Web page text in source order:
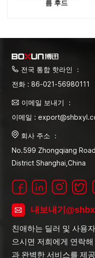
름 후드
전국 통합 핫라인 ：
전화 : 86-021-56980111
이메일 보내기 ：
이메일 :
회사 주소 ：
No.599 Zhongqiang
District Shanghai,China
내보내기
친애하는 딜러 및 사용
으시면 저희에게 연락
과 완벽한 서비스를 제